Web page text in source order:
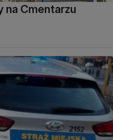
na Cmentarzu